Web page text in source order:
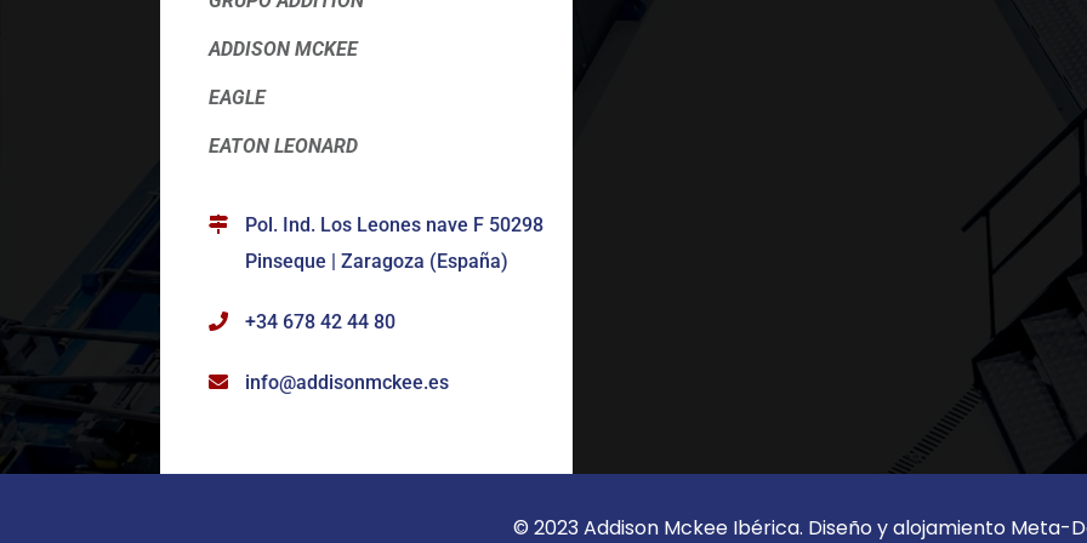
ADDISON MCKEE
EAGLE
EATON LEONARD
Pol. Ind. Los Leones nave F 50298
Pinseque | Zaragoza (España)
+34 678 42 44 80
info@addisonmckee.es
© 2023 Addison Mckee Ibérica. Diseño y alojamiento Meta-